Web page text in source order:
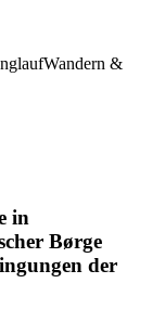
Wandern &
in
Børge
der